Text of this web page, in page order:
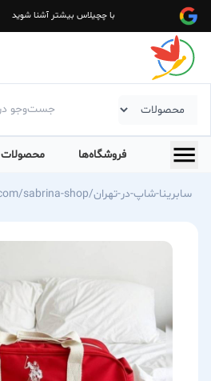
با چچیلاس بیشتر آشنا شوید
فروشگاه‌ها محصولات
https://chechilas.com/sabrina-shop/سابرینا-شاپ-در-تهران